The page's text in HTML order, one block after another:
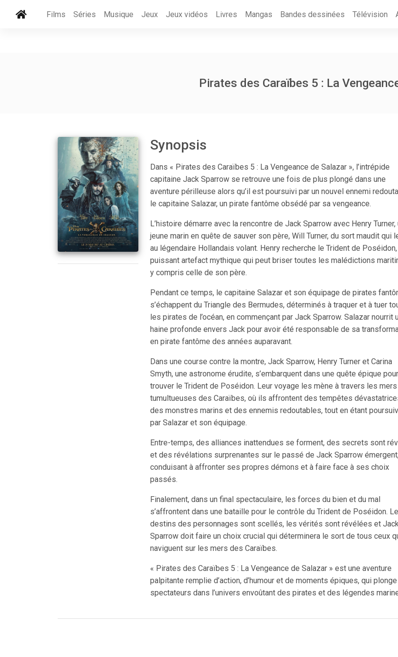
Films Séries Musique Jeux Jeux vidéos Livres Mangas Bandes dessinées Télévision
Pirates des Caraïbes 5 : La
Synopsis
Dans « Pirates des Caraïbes 5 : La Vengeance de Salazar », l’intrépide
capitaine Jack Sparrow se retrouve une fois de plus plongé dans une
aventure périlleuse alors qu’il est poursuivi par un nouvel ennemi
le capitaine Salazar, un pirate fantôme obsédé par sa vengeance.
L’histoire démarre avec la rencontre de Jack Sparrow avec Henry Turner,
jeune marin en quête de sauver son père, Will Turner, du sort maudit qui
au légendaire Hollandais volant. Henry recherche le Trident de Poséidon,
puissant artefact mythique qui peut briser toutes les malédictions
y compris celle de son père.
Pendant ce temps, le capitaine Salazar et son équipage de pirates
s’échappent du Triangle des Bermudes, déterminés à traquer et à tuer
les pirates de l’océan, en commençant par Jack Sparrow. Salazar nourrit
haine profonde envers Jack pour avoir été responsable de sa
en pirate fantôme des années auparavant.
Dans une course contre la montre, Jack Sparrow, Henry Turner et Carina
Smyth, une astronome érudite, s’embarquent dans une quête épique pour
trouver le Trident de Poséidon. Leur voyage les mène à travers les mers
tumultueuses des Caraïbes, où ils affrontent des tempêtes
des monstres marins et des ennemis redoutables, tout en étant
par Salazar et son équipage.
Entre-temps, des alliances inattendues se forment, des secrets sont
et des révélations surprenantes sur le passé de Jack Sparrow
conduisant à affronter ses propres démons et à faire face à ses choix
passés.
Finalement, dans un final spectaculaire, les forces du bien et du mal
s’affrontent dans une bataille pour le contrôle du Trident de Poséidon.
destins des personnages sont scellés, les vérités sont révélées et
Sparrow doit faire un choix crucial qui déterminera le sort de tous ceux
naviguent sur les mers des Caraïbes.
« Pirates des Caraïbes 5 : La Vengeance de Salazar » est une aventure
palpitante remplie d’action, d’humour et de moments épiques, qui
spectateurs dans l’univers envoûtant des pirates et des légendes